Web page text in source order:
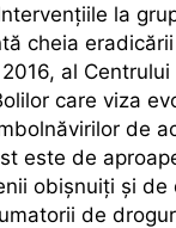
la
cheia
al Centrului
care viza
de
este de
obișnuiți și de
de